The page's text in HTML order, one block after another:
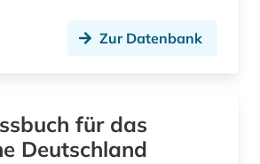
Tschechische Republik (2) Zur Datenbank
für das
Deutschland